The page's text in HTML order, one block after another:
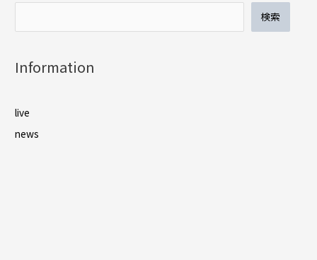
検索
Information
live
news